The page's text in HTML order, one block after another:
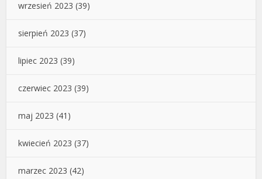
wrzesień 2023 (39)
sierpień 2023 (37)
lipiec 2023 (39)
czerwiec 2023 (39)
maj 2023 (41)
kwiecień 2023 (37)
marzec 2023 (42)